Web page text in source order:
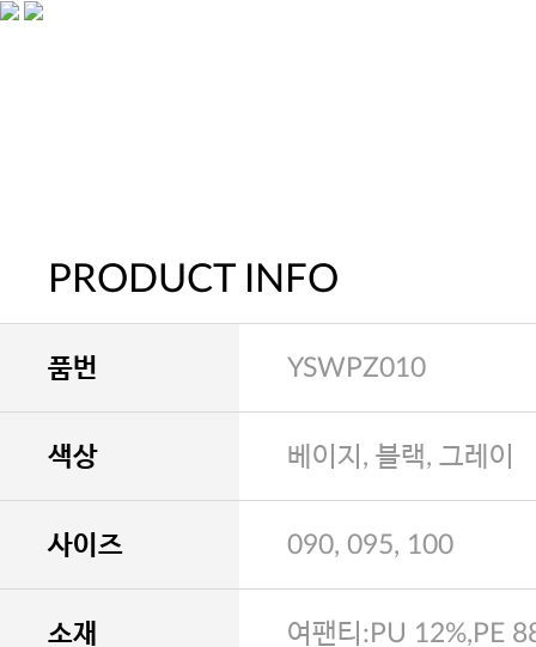
PRODUCT INFO
품번 YSWPZ010
색상 베이지, 블랙, 그레이
사이즈 090, 095, 100
소재 여팬티:PU 12%,PE